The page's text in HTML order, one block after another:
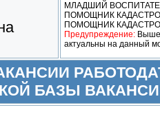
МЛАДШИЙ
ПОМОЩНИК
ПОМОЩНИК
Предупреждение: Выше
актуальны на данный
БАЗЫ